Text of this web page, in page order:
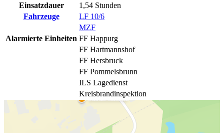
Einsatzdauer
1,54 Stunden
Fahrzeuge
LF 10/6
MZF
Alarmierte Einheiten FF Happurg
FF Hartmannshof
FF Hersbruck
FF Pommelsbrunn
ILS Lagedienst
Kreisbrandinspektion